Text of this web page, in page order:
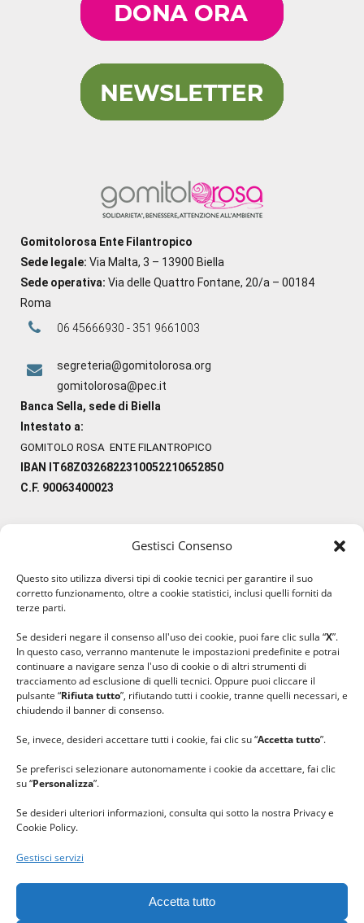
Gestisci Consenso
Questo sito utilizza diversi tipi di cookie tecnici per garantire il suo
corretto funzionamento, oltre a cookie statistici, inclusi quelli forniti da
terze parti.
Se desideri negare il consenso all'uso dei cookie, puoi fare clic sulla “X”.
In questo caso, verranno mantenute le impostazioni predefinite e potrai
continuare a navigare senza l'uso di cookie o di altri strumenti di
tracciamento ad esclusione di quelli tecnici. Oppure puoi cliccare il
pulsante “Rifiuta tutto”, rifiutando tutti i cookie, tranne quelli necessari, e
chiudendo il banner di consenso.
Se, invece, desideri accettare tutti i cookie, fai clic su “Accetta tutto”.
Se preferisci selezionare autonomamente i cookie da accettare, fai clic
su “Personalizza”.
Se desideri ulteriori informazioni, consulta qui sotto la nostra Privacy e
Cookie Policy.
Gestisci servizi
Accetta tutto
Gomitolorosa Ente Filantropico
Sede legale: Via Malta, 3 – 13900 Biella
Sede operativa: Via delle Quattro Fontane, 20/a – 00184
Roma
06 45666930 - 351 9661003
segreteria@gomitolorosa.org
gomitolorosa@pec.it
Banca Sella, sede di Biella
Intestato a:
GOMITOLO ROSA ENTE FILANTROPICO
IBAN IT68Z0326822310052210652850
C.F. 90063400023
#lanaterapia
#ilcaloredellempatia